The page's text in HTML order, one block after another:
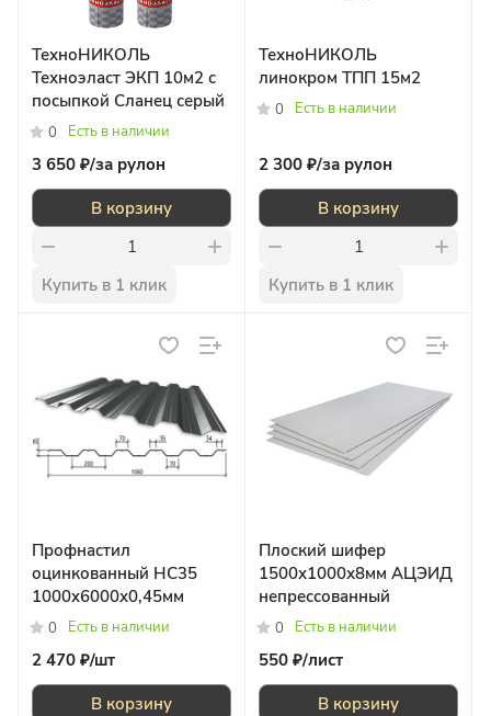
ТехноНИКОЛЬ
Техноэласт ЭКП 10м2 с
посыпкой Сланец серый
0 Есть в наличии
3 650 ₽/за рулон
В корзину
Купить в 1 клик
ТехноНИКОЛЬ
линокром ТПП 15м2
0 Есть в наличии
2 300 ₽/за рулон
В корзину
Купить в 1 клик
Профнастил
оцинкованный НС35
1000x6000х0,45мм
0 Есть в наличии
2 470 ₽/шт
В корзину
Плоский шифер
1500х1000х8мм АЦЭИД
непрессованный
0 Есть в наличии
550 ₽/лист
В корзину